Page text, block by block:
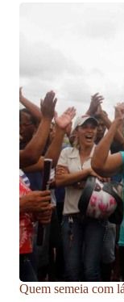
Quem semeia com